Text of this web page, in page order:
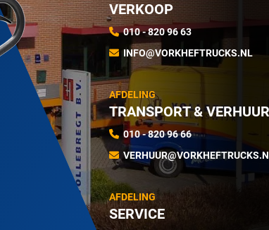
VERKOOP
010 - 820 96 63
INFO@VORKHEFTRUCKS.NL
AFDELING
TRANSPORT & VERHUUR
010 - 820 96 66
AFDELING
SERVICE